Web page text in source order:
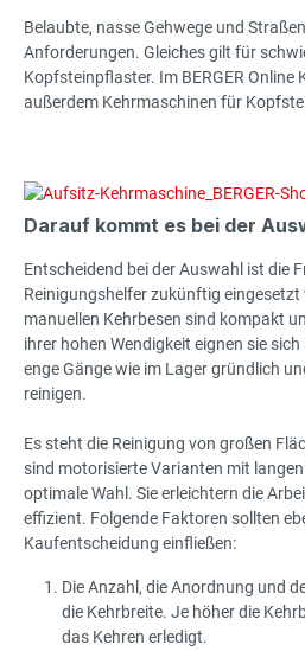
Belaubte, nasse Gehwege und
Anforderungen. Gleiches gilt für
Kopfsteinpflaster. Im BERGER Online
außerdem Kehrmaschinen für
Darauf kommt es bei der
Entscheidend bei der Auswahl ist die
Reinigungshelfer zukünftig eingesetzt
manuellen Kehrbesen sind kompakt
ihrer hohen Wendigkeit eignen sie
enge Gänge wie im Lager gründlich
reinigen.
Es steht die Reinigung von großen
sind motorisierte Varianten mit
optimale Wahl. Sie erleichtern die
effizient. Folgende Faktoren sollten
Kaufentscheidung einfließen:
Die Anzahl, die Anordnung und
die Kehrbreite. Je höher die
das Kehren erledigt.